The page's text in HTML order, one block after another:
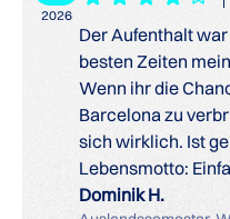
2026
Der Aufenthalt
besten Zeiten
Wenn ihr die
Barcelona zu
sich wirklich. Ist
Lebensmotto:
Dominik H.